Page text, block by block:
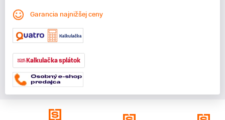
Garancia najnižšej ceny
Kalkulačka splátok